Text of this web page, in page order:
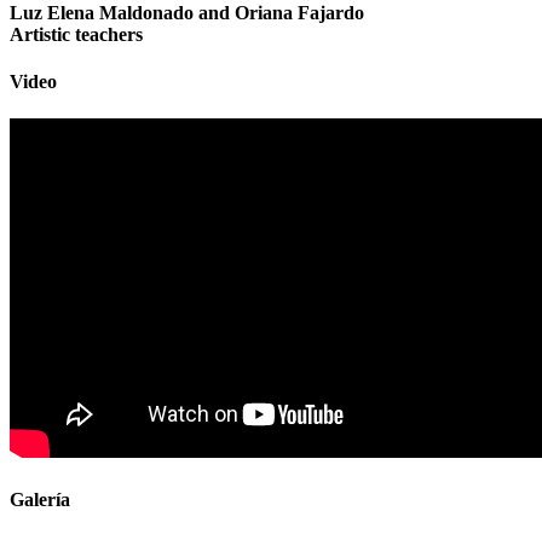
Luz Elena Maldonado and Oriana Fajardo
Artistic teachers
Video
Galería